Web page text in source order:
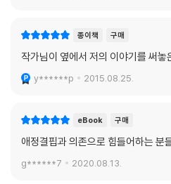
종이책 구매
작가님이 옆에서 저의 이야기를 써놓
y******p 2015.08.25.
eBook 구매
애정결핍과 의존으로 힘들어하는 분
g******7 2020.08.13.